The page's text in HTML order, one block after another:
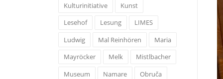
Kulturinitiative
Kunst
Lesehof
Lesung
LIMES
Ludwig
Mal Reinhören
Maria
Mayröcker
Melk
Mistlbacher
Museum
Namare
Obruča